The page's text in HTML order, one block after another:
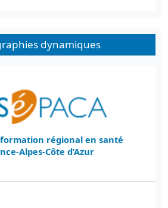
dynamiques
régional en santé
Alpes-Côte d’Azur